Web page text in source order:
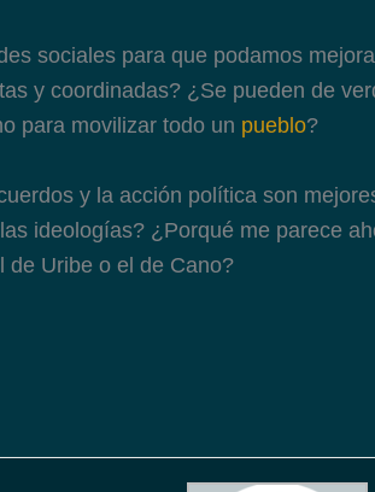
sociales para que podamos
y coordinadas? ¿Se pueden de
para movilizar todo un pueblo?
y la acción política son
ideologías? ¿Porqué me parece
de Uribe o el de Cano?